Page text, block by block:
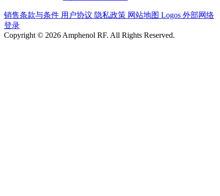
销售条款与条件 用户协议 隐私政策 网站地图 Logos 外部网络
登录
Copyright © 2026 Amphenol RF. All Rights Reserved.